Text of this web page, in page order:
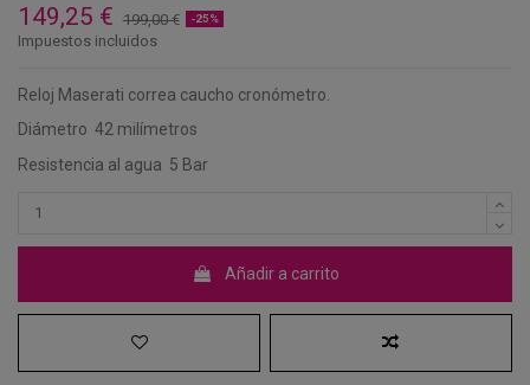
149,25 € 199,00 € -25%
Impuestos incluidos
Reloj Maserati correa caucho cronómetro.
Diámetro 42 milímetros
Resistencia al agua 5 Bar
Añadir a carrito